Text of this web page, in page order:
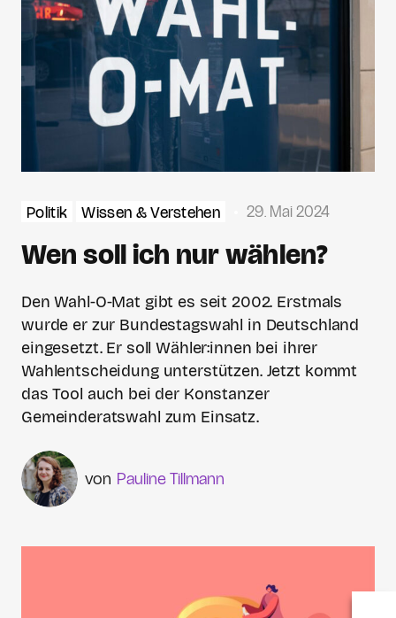
Politik Wissen & Verstehen 29. Mai 2024
Wen soll ich nur wählen?
Den Wahl-O-Mat gibt es seit 2002. Erstmals
wurde er zur Bundestagswahl in Deutschland
eingesetzt. Er soll Wähler:innen bei ihrer
Wahlentscheidung unterstützen. Jetzt kommt
das Tool auch bei der Konstanzer
Gemeinderatswahl zum Einsatz.
Pauline Tillmann